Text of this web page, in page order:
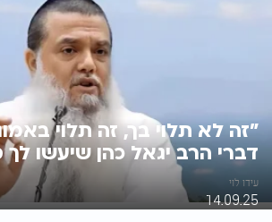
"זה לא תלוי בך, זה תלוי
דברי הרב יגאל כהן שיעשו
עידו לוי
14.09.25